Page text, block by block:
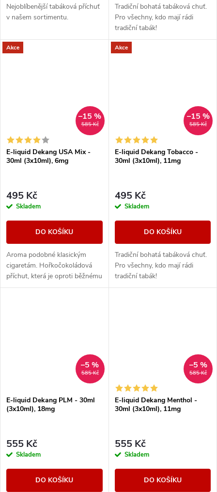
Nejoblíbenější tabáková příchuť
v našem sortimentu.
Tradiční bohatá tabáková chuť.
Pro všechny, kdo mají rádi
tradiční tabák!
Akce
585 Kč
–15 %
E-liquid Dekang USA Mix -
30ml (3x10ml), 6mg
495 Kč
Skladem
DO KOŠÍKU
Aroma podobné klasickým
cigaretám. Hořkočokoládová
příchut, která je oproti běžnému
tabáku jemnější a nasládlejší. Z
Akce
585 Kč
–15 %
E-liquid Dekang Tobacco -
30ml (3x10ml), 11mg
495 Kč
Skladem
DO KOŠÍKU
Tradiční bohatá tabáková chuť.
Pro všechny, kdo mají rádi
tradiční tabák!
585 Kč
–5 %
E-liquid Dekang PLM - 30ml
(3x10ml), 18mg
555 Kč
Skladem
DO KOŠÍKU
585 Kč
–5 %
E-liquid Dekang Menthol -
30ml (3x10ml), 11mg
555 Kč
Skladem
DO KOŠÍKU